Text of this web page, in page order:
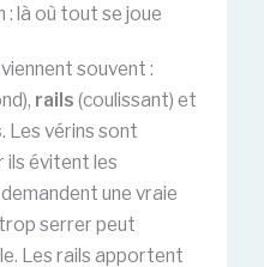
là où tout se joue
souvent :
rails (coulissant) et
. Les vérins sont
ils évitent les
une vraie
serrer peut
Les rails apportent